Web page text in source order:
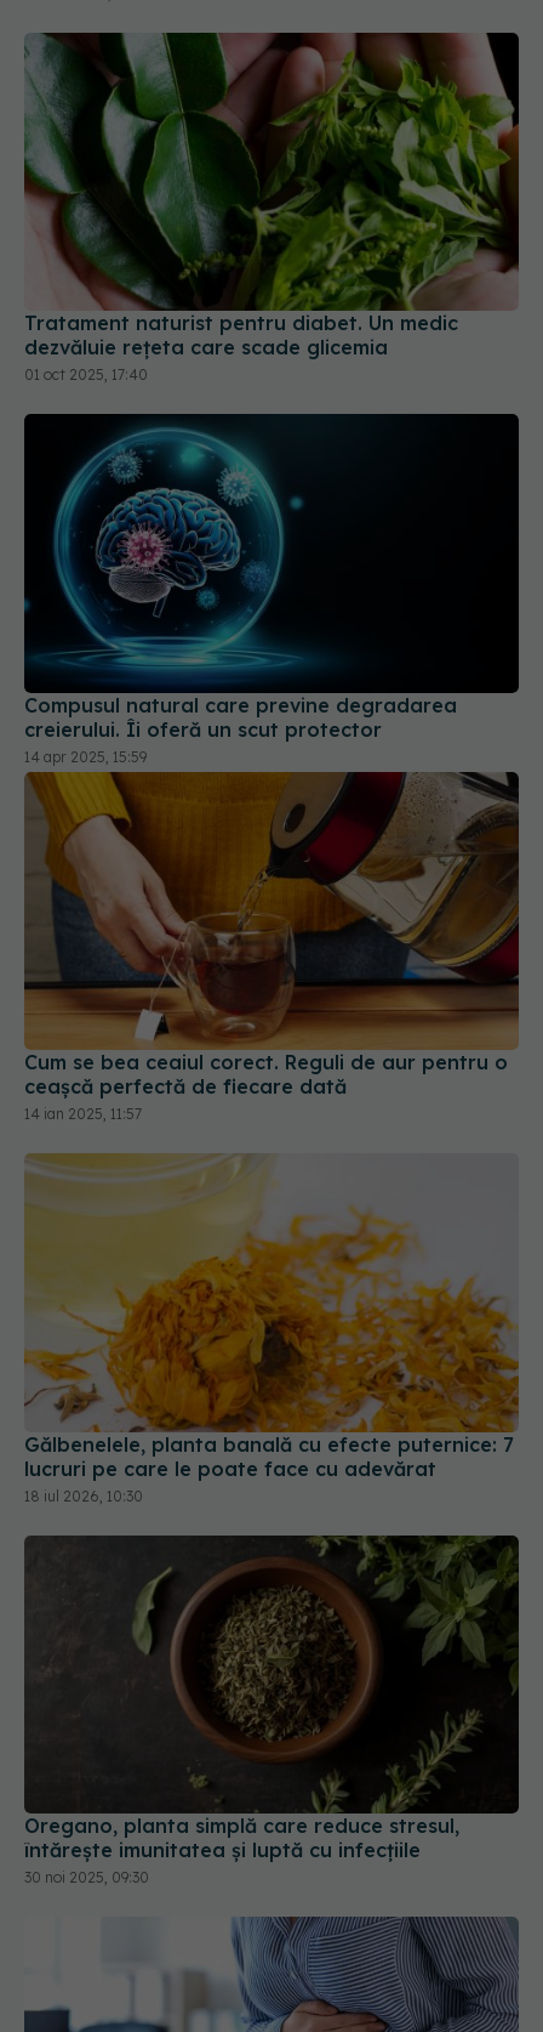
Tratament naturist pentru diabet. Un medic
dezvăluie rețeta care scade glicemia
01 oct 2025, 17:40
Compusul natural care previne degradarea
creierului. Îi oferă un scut protector
14 apr 2025, 15:59
Cum se bea ceaiul corect. Reguli de aur pentru o
ceașcă perfectă de fiecare dată
14 ian 2025, 11:57
Gălbenelele, planta banală cu efecte puternice: 7
lucruri pe care le poate face cu adevărat
18 iul 2026, 10:30
Oregano, planta simplă care reduce stresul,
întărește imunitatea și luptă cu infecțiile
30 noi 2025, 09:30